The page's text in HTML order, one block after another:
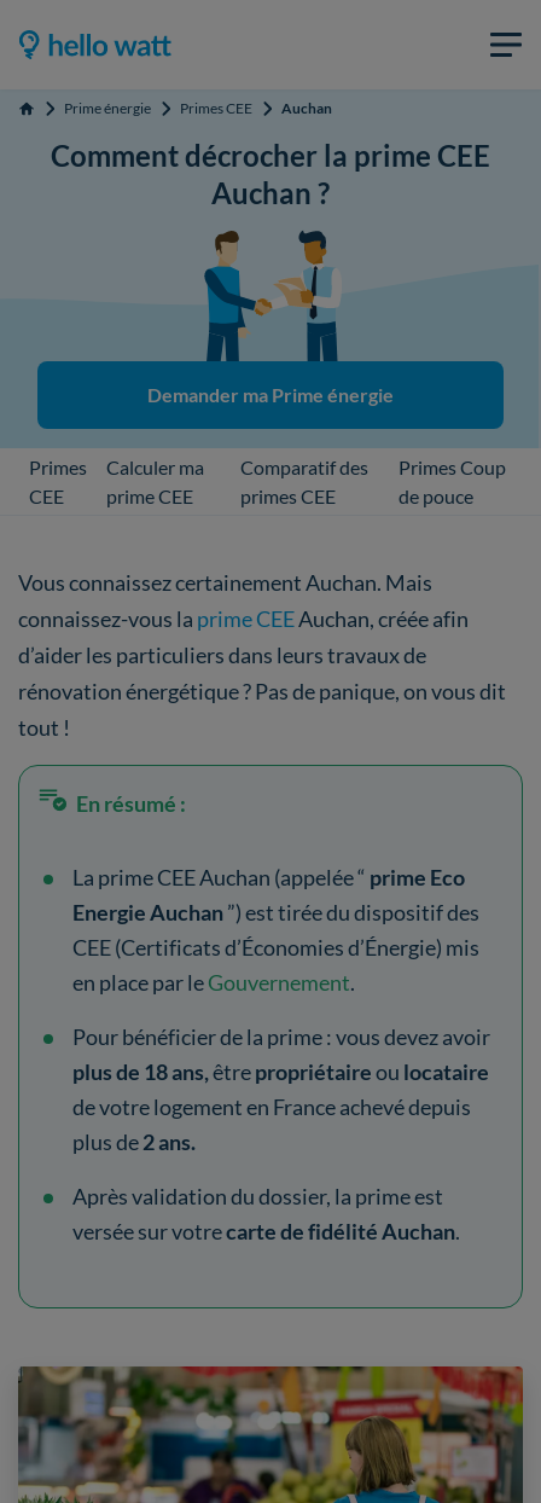
Accueil Prime énergie Primes CEE Auchan
Comment décrocher la prime CEE
Auchan ?
Demander ma Prime énergie
Primes
CEE
Calculer ma
prime CEE
Comparatif des
primes CEE
Primes Coup
de pouce
Vous connaissez certainement Auchan. Mais
connaissez-vous la prime CEEAuchan, créée afin
d’aider les particuliers dans leurs travaux de
rénovation énergétique?Pas de panique, on vous dit
tout !
En résumé :
La prime CEE Auchan (appelée “ prime Eco
Energie Auchan”) est tirée du dispositif des
CEE (Certificats d’Économies d’Énergie) mis
en place par leGouvernement.
Pour bénéficier de la prime : vous devez avoir
plus de 18 ans,êtrepropriétaireou locataire
de votre logement en France achevé depuis
plus de2 ans.
Après validation du dossier, la prime est
versée sur votrecarte de fidélité Auchan.